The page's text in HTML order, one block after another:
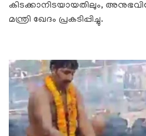
കിടക്കാനിടയായതിലും,
മന്ത്രി ഖേദം പ്രകടിപ്പിച്ചു.